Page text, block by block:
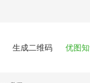
生成二维码 优图